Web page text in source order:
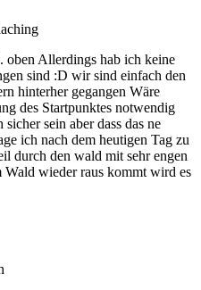
Allerdings hab ich keine
sind :D wir sind einfach den
hinterher gegangen Wäre
des Startpunktes notwendig
sein aber dass das ne
ich nach dem heutigen Tag zu
durch den wald mit sehr engen
Wald wieder raus kommt wird es